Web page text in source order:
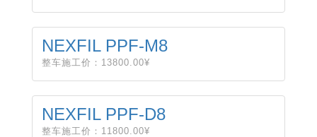
NEXFIL PPF-M8
整车施工价：13800.00¥
NEXFIL PPF-D8
整车施工价：11800.00¥